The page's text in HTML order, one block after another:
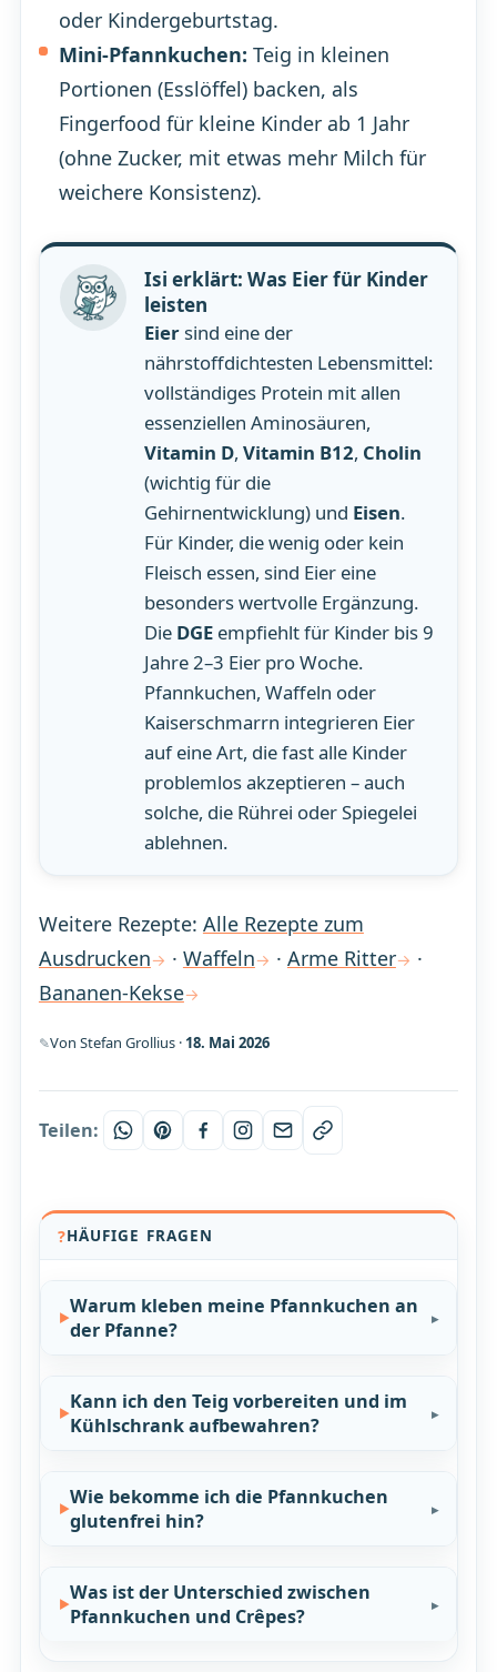
oder Kindergeburtstag.
Mini-Pfannkuchen: Teig in kleinen
Portionen (Esslöffel) backen, als
Fingerfood für kleine Kinder ab 1 Jahr
(ohne Zucker, mit etwas mehr Milch für
weichere Konsistenz).
Isi erklärt: Was Eier für Kinder
leisten
Eiersind eine der
nährstoffdichtesten Lebensmittel:
vollständiges Protein mit allen
essenziellen Aminosäuren,
Vitamin D, Vitamin B12, Cholin
(wichtig für die
Gehirnentwicklung) und Eisen.
Für Kinder, die wenig oder kein
Fleisch essen, sind Eier eine
besonders wertvolle Ergänzung.
Die DGEempfiehlt für Kinder bis 9
Jahre 2–3 Eier pro Woche.
Pfannkuchen, Waffeln oder
Kaiserschmarrn integrieren Eier
auf eine Art, die fast alle Kinder
problemlos akzeptieren – auch
solche, die Rührei oder Spiegelei
ablehnen.
Weitere Rezepte: Alle Rezepte zum
Ausdrucken
· Waffeln · Arme Ritter
·
Bananen-Kekse
Von Stefan Grollius · 18. Mai 2026
Teilen:
HÄUFIGE FRAGEN
Warum kleben meine Pfannkuchen an
der Pfanne?
Kann ich den Teig vorbereiten und im
Kühlschrank aufbewahren?
Wie bekomme ich die Pfannkuchen
glutenfrei hin?
Was ist der Unterschied zwischen
Pfannkuchen und Crêpes?